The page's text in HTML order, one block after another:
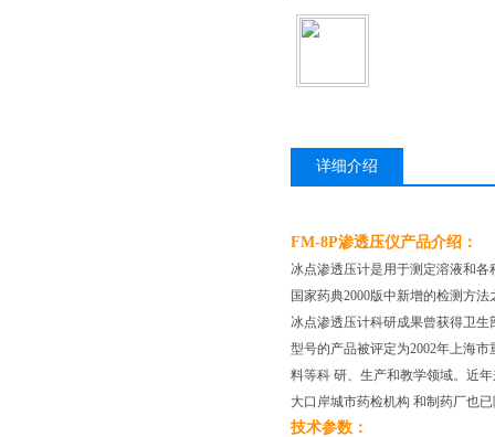
详细介绍
FM-8P渗透压仪产品介绍：
冰点渗透压计是用于测定溶液和各
国家药典2000版中新增的检测方
冰点渗透压计科研成果曾获得卫
型号的产品被评定为2002年上海
料等科 研、生产和教学领域。近
大口岸城市药检机构 和制药厂也
技术参数：